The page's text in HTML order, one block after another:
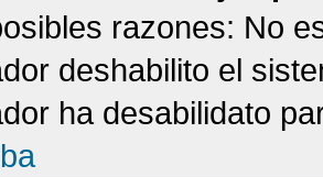
razones: No
deshabilito el
ha desabilidato